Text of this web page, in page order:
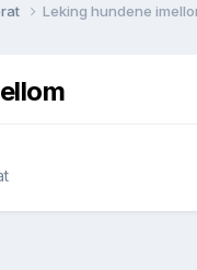
Leking hundene